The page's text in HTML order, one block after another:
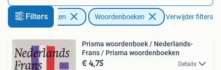
FiltersBoeken Woordenboeken Verwijder filters
Prisma woordenboek / Nederlands-
Frans / Prisma woordenboeken
€ 4,75 Details